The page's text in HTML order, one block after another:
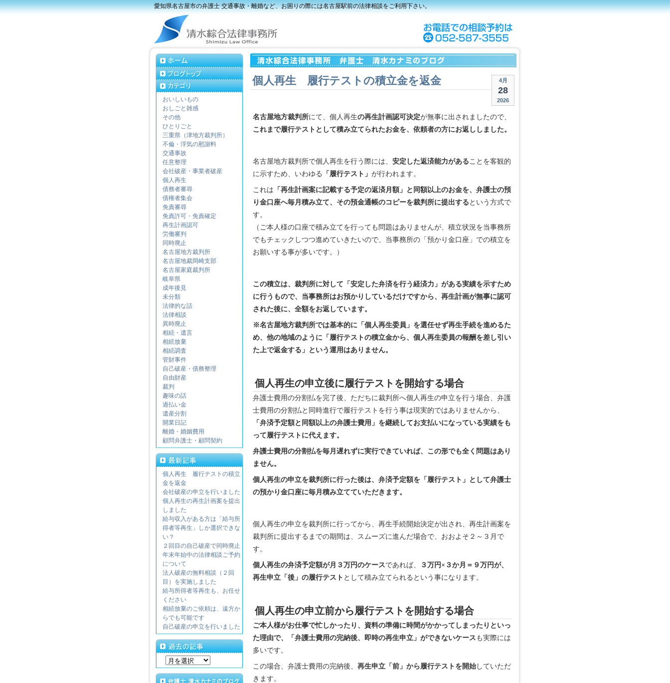
愛知県名古屋市の弁護士 交通事故・離婚など、お困りの際には名古屋駅前の法律相談をご利用下さい。
4月
28
2026
個人再生 履行テストの積立金を返金
名古屋地方裁判所にて、個人再生の再生計画認可決定が無事に出されましたので、
これまで履行テストとして積み立てられたお金を、依頼者の方にお返ししました。
名古屋地方裁判所で個人再生を行う際には、 安定した返済能力があることを客観的
に示すため、いわゆる
「履行テスト」 が行われます。
これは 「再生計画案に記載する予定の返済月額」と同額以上のお金を、弁護士の預
り金口座へ毎月積み立て、その預金通帳のコピーを裁判所に提出する という方式で
す。
（ご本人様の口座で積み立てを行っても問題はありませんが、積立状況を当事務所
でもチェックしつつ進めていきたいので、当事務所の「預かり金口座」での積立を
お願いする事が多いです。）
この積立は、裁判所に対して「安定した弁済を行う経済力」がある実績を示すため
に行うもので、当事務所はお預かりしているだけですから、再生計画が無事に認可
された後に、全額をお返しています。
※名古屋地方裁判所では基本的に「個人再生委員」を選任せず再生手続を進めるた
め、他の地域のように「履行テストの積立金から、個人再生委員の報酬を差し引い
た上で返金する」という運用はありません。
個人再生の申立後に履行テストを開始する場合
弁護士費用の分割払を完了後、ただちに裁判所へ個人再生の申立を行う場合、弁護
士費用の分割払と同時進行で履行テストを行う事は現実的ではありませんから、
「弁済予定額と同額以上の弁護士費用」を継続してお支払いになっている実績をも
って履行テストに代えます。
弁護士費用の分割払を毎月遅れずに実行できていれば、この形でも全く問題はあり
ません。
個人再生の申立を裁判所に行った後は、弁済予定額を「履行テスト」として弁護士
の預かり金口座に毎月積み立てていただきます。
個人再生の申立を裁判所に行ってから、再生手続開始決定が出され、再生計画案を
裁判所に提出するまでの期間は、スムーズに進んだ場合で、おおよそ２～３月で
す。
個人再生の弁済予定額が月３万円のケースであれば、
３万円×３か月＝９万円が、
再生申立「後」の履行テスト として積み立てられるという事になります。
個人再生の申立前から履行テストを開始する場合
ご本人様がお仕事で忙しかったり、資料の準備に時間がかかってしまったりといっ
た理由で、「弁護士費用の完納後、即時の再生申立」ができないケース も実際には
多いです。
この場合、弁護士費用の完納後、 再生申立「前」から履行テストを開始 していただ
きます。
おいしいもの
おしごと雑感
その他
ひとりごと
三重県（津地方裁判所）
不倫・浮気の慰謝料
交通事故
任意整理
会社破産・事業者破産
個人再生
債務者審尋
債権者集会
免責審尋
免責許可・免責確定
再生計画認可
労働審判
同時廃止
名古屋地方裁判所
名古屋地裁岡崎支部
名古屋家庭裁判所
岐阜県
成年後見
未分類
法律的な話
法律相談
異時廃止
相続・遺言
相続放棄
相続調査
管財事件
自己破産・債務整理
自由財産
裁判
趣味の話
過払い金
遺産分割
開業日記
離婚・婚姻費用
顧問弁護士・顧問契約
個人再生 履行テストの積立
金を返金
会社破産の申立を行いました
個人再生の再生計画案を提出
しました
給与収入がある方は「給与所
得者等再生」しか選択できな
い？
２回目の自己破産で同時廃止
年末年始中の法律相談ご予約
について
法人破産の無料相談（２回
目）を実施しました
給与所得者等再生も、お任せ
ください
相続放棄のご依頼は、遠方か
らでも可能です
自己破産の申立を行いました